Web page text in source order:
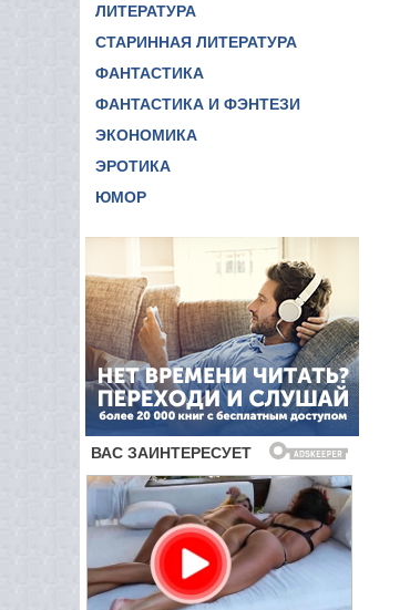
ЛИТЕРАТУРА
СТАРИННАЯ ЛИТЕРАТУРА
ФАНТАСТИКА
ФАНТАСТИКА И ФЭНТЕЗИ
ЭКОНОМИКА
ЭРОТИКА
ЮМОР